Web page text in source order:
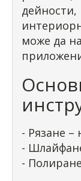
може да
- Рязане –
-
-